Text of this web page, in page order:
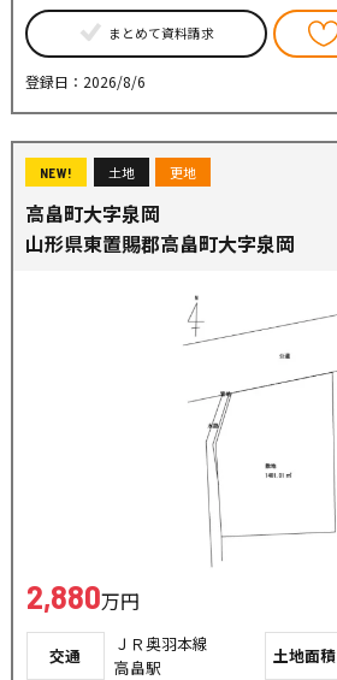
まとめて資料請求
登録日：2026/8/6
NEW! 土地 更地
高畠町大字泉岡
山形県東置賜郡高畠町大字泉岡
2,880万円
交通
ＪＲ奥羽本線
高畠駅
土地面積